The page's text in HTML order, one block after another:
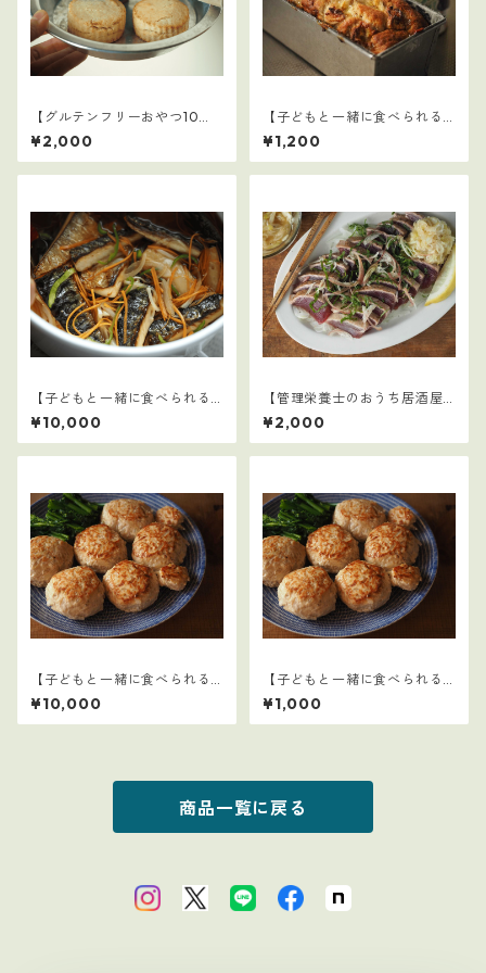
【グルテンフリーおやつ10
選】2
¥2,000
【子どもと一緒に食べられる
ごはん】12
¥1,200
【子どもと一緒に食べられる
ごはん】16～30セット：全75
レシピ
¥10,000
【管理栄養士のおうち居酒屋1
0選】4
¥2,000
【子どもと一緒に食べられる
ごはん】1～15セット：全77レ
シピ
¥10,000
【子どもと一緒に食べられる
ごはん】1
¥1,000
商品一覧に戻る